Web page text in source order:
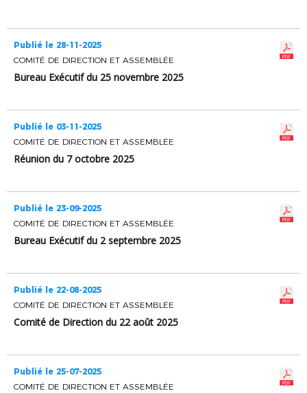
Publié le 28-11-2025
COMITÉ DE DIRECTION ET ASSEMBLÉE
Bureau Exécutif du 25 novembre 2025
Publié le 03-11-2025
COMITÉ DE DIRECTION ET ASSEMBLÉE
Réunion du 7 octobre 2025
Publié le 23-09-2025
COMITÉ DE DIRECTION ET ASSEMBLÉE
Bureau Exécutif du 2 septembre 2025
Publié le 22-08-2025
COMITÉ DE DIRECTION ET ASSEMBLÉE
Comité de Direction du 22 août 2025
Publié le 25-07-2025
COMITÉ DE DIRECTION ET ASSEMBLÉE